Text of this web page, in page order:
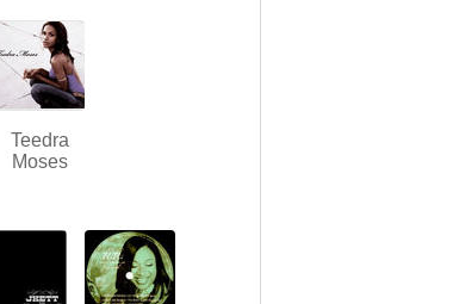
Teedra
Moses